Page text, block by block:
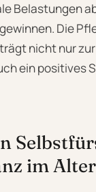
Belastungen
Die
nicht nur
ein positives
im Alter